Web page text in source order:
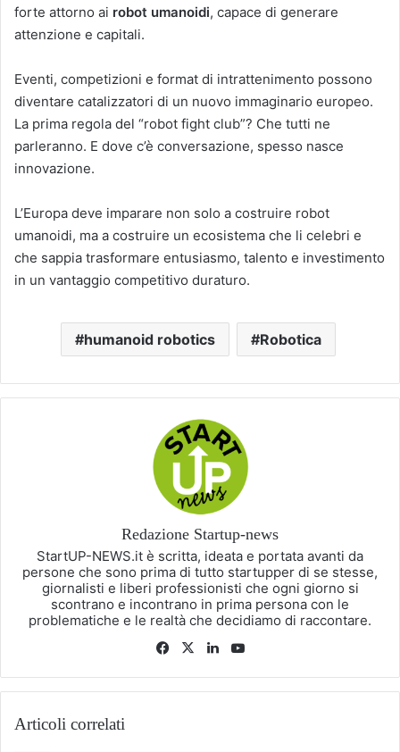
forte attorno ai robot umanoidi, capace di generare
attenzione e capitali.
Eventi, competizioni e format di intrattenimento possono
diventare catalizzatori di un nuovo immaginario europeo.
La prima regola del “robot fight club”? Che tutti ne
parleranno. E dove c’è conversazione, spesso nasce
innovazione.
L’Europa deve imparare non solo a costruire robot
umanoidi, ma a costruire un ecosistema che li celebri e
che sappia trasformare entusiasmo, talento e investimento
in un vantaggio competitivo duraturo.
humanoid robotics Robotica
Redazione Startup-news
StartUP-NEWS.it è scritta, ideata e portata avanti da
persone che sono prima di tutto startupper di se stesse,
giornalisti e liberi professionisti che ogni giorno si
scontrano e incontrano in prima persona con le
problematiche e le realtà che decidiamo di raccontare.
Facebook
X LinkedIn
Articoli correlati